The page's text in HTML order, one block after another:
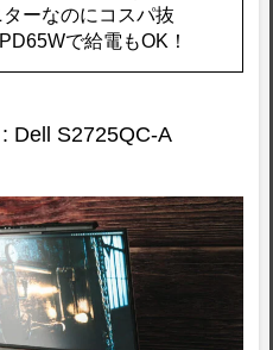
ーなのにコスパ抜
で給電もOK！
Dell S2725QC-A